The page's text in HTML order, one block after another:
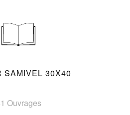
SAMIVEL 30X40
Ouvrages